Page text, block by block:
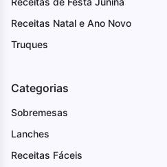
Receitas Natal e Ano Novo
Truques
Categorias
Sobremesas
Lanches
Receitas Fáceis